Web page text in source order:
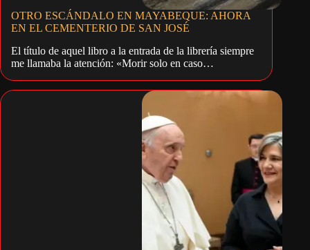
OTRO ESCÁNDALO EN MAYABEQUE: AHORA
EN EL CEMENTERIO DE SAN JOSÉ
El título de aquel libro a la entrada de la librería siempre
me llamaba la atención: «Morir solo en caso…